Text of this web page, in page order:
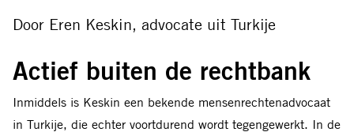
Door Eren Keskin, advocate uit Turkije
Actief buiten de rechtbank
Inmiddels is Keskin een bekende mensenrechtenadvocaat
in Turkije, die echter voortdurend wordt tegengewerkt. In de